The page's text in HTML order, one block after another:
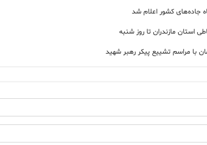
استان مازندران تا روز شنبه
با مراسم تشییع پیکر رهبر شهید